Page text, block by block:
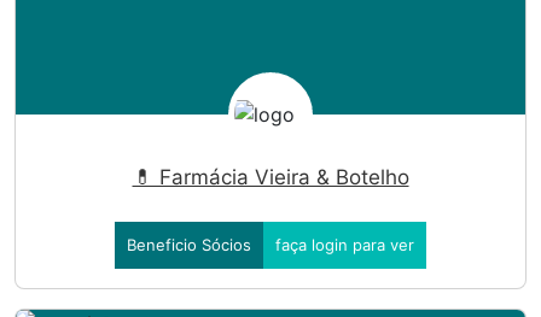
💊 Farmácia Vieira & Botelho
Beneficio Sócios faça login para ver